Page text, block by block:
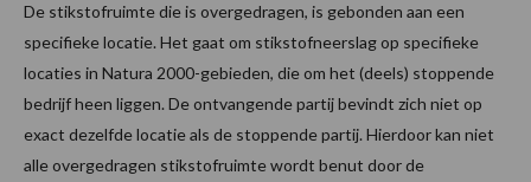
De stikstofruimte die is overgedragen, is gebonden aan een
specifieke locatie. Het gaat om stikstofneerslag op specifieke
locaties in Natura 2000-gebieden, die om het (deels) stoppende
bedrijf heen liggen. De ontvangende partij bevindt zich niet op
exact dezelfde locatie als de stoppende partij. Hierdoor kan niet
alle overgedragen stikstofruimte wordt benut door de